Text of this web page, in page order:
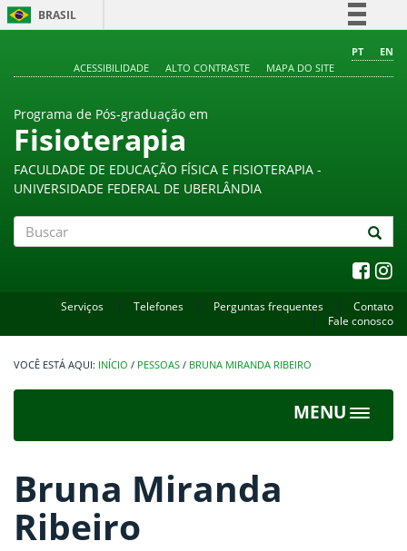
BRASIL
Comunica BR
PT
EN
ACESSIBILIDADE
ALTO CONTRASTE MAPA DO SITE
Programa de Pós-graduação em
Fisioterapia
FACULDADE DE EDUCAÇÃO FÍSICA E FISIOTERAPIA -
UNIVERSIDADE FEDERAL DE UBERLÂNDIA
Serviços Telefones Perguntas frequentes
Contato
Fale conosco
INÍCIO / PESSOAS / BRUNA MIRANDA RIBEIRO
MENU
Toggle
Bruna Miranda
Ribeiro